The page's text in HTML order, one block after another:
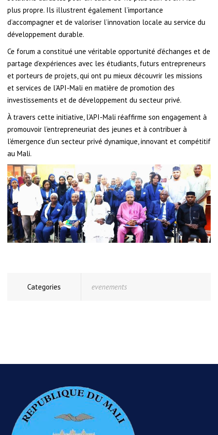
plus propre. Ils illustrent également l’importance
d’accompagner et de valoriser l’innovation locale au service du
développement durable.
Ce forum a constitué une véritable opportunité d’échanges et de
partage d’expériences avec les étudiants, futurs entrepreneurs
et porteurs de projets, qui ont pu mieux découvrir les missions
et services de l’API-Mali en matière de promotion des
investissements et de développement du secteur privé.
À travers cette initiative, l’API-Mali réaffirme son engagement à
promouvoir l’entrepreneuriat des jeunes et à contribuer à
l’émergence d’un secteur privé dynamique, innovant et compétitif
au Mali.
Categories evenements